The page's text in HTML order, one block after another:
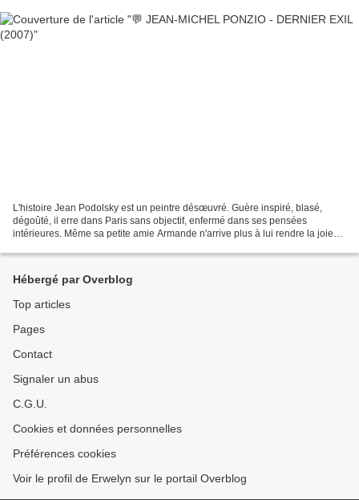
L'histoire Jean Podolsky est un peintre désœuvré. Guère inspiré, blasé,
dégoûté, il erre dans Paris sans objectif, enfermé dans ses pensées
intérieures. Même sa petite amie Armande n'arrive plus à lui rendre la joie
Hébergé par Overblog
Top articles
Pages
Contact
Signaler un abus
C.G.U.
Cookies et données personnelles
Préférences cookies
Voir le profil de Erwelyn sur le portail Overblog